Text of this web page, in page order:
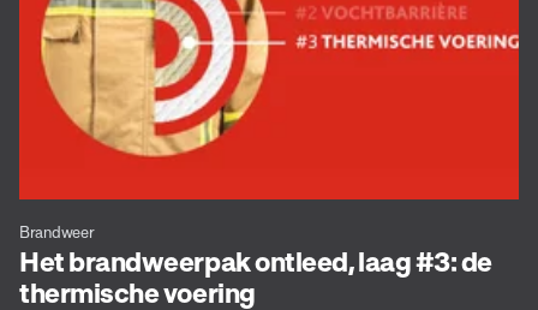
Brandweer
Het brandweerpak ontleed, laag #3: de
thermische voering